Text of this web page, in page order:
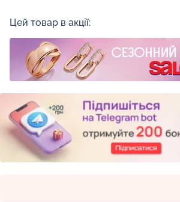
Цей товар в акції: